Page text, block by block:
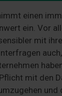
einen
ein. Vor
mit
mit den
und